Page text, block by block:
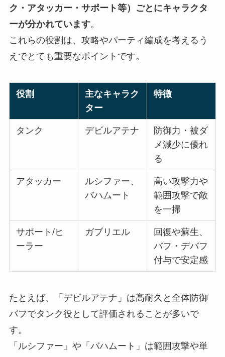
ク・アタッカー・サポート等）ごとにキャラクタ
ーが分かれています。
これらの役割は、攻略やパーティ編成を考えるう
えでとても重要なポイントです。
役割
主なキャラク
ター
特徴
タンク デビルアテナ
防御力・被ダ
メ減少に優れ
る
アタッカー
ルシファー、
バハムート
高い攻撃力や
範囲攻撃で敵
を一掃
サポート/ヒ
ーラー
ガブリエル
回復や蘇生、
バフ・デバフ
付与で安定感
たとえば、「デビルアテナ」は高耐久と全体防御
バフでタンク役として評価されることが多いで
す。
「ルシファー」や「バハムート」は範囲攻撃や単